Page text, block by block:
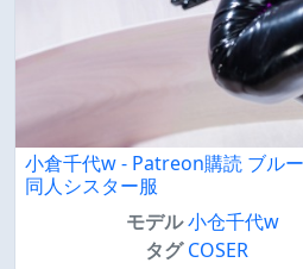
小倉千代w - Patreon購読 ブル
同人シスター服
モデル小仓千代w
タグ COSER